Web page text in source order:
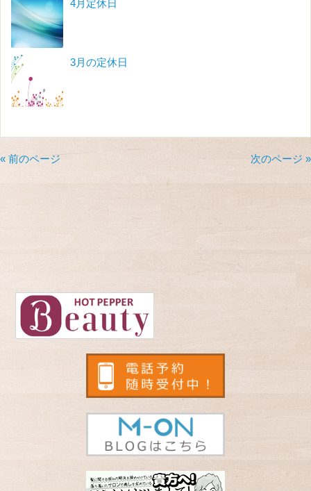
4月定休日
3月の定休日
« 前のページ 次のページ »